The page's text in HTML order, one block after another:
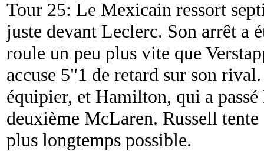
Tour 25: Le Mexicain ressort
juste devant Leclerc. Son arrêt a
roule un peu plus vite que
accuse 5"1 de retard sur son
équipier, et Hamilton, qui a
deuxième McLaren. Russell
plus longtemps possible.